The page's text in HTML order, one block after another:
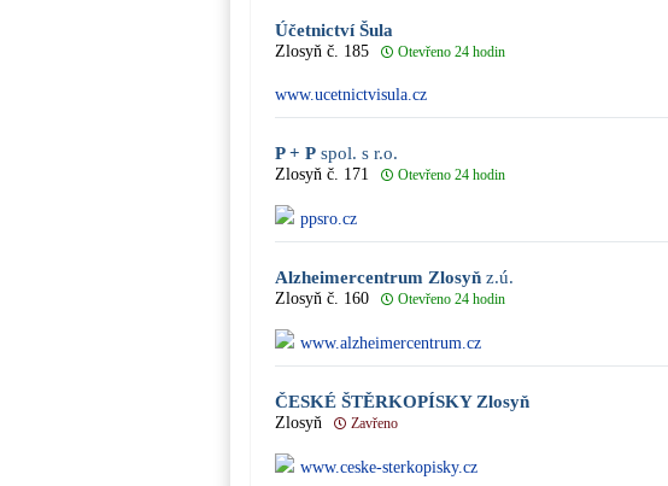
Účetnictví Šula
Zlosyň č. 185 Otevřeno 24 hodin
www.ucetnictvisula.cz
P + P spol. s r.o.
Zlosyň č. 171 Otevřeno 24 hodin
ppsro.cz
Alzheimercentrum Zlosyň z.ú.
Zlosyň č. 160 Otevřeno 24 hodin
www.alzheimercentrum.cz
ČESKÉ ŠTĚRKOPÍSKY Zlosyň
Zlosyň Zavřeno
www.ceske-sterkopisky.cz